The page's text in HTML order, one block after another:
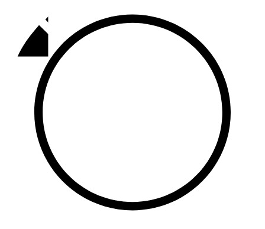
92,9 FM
Базарлы матак
107,1 FM
Балык бистәсе
104,9 FM
Баулы
107,5 FM
Биләр